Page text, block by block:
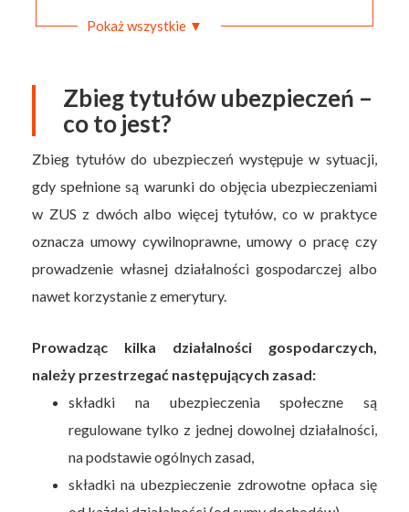
Pokaż wszystkie ▼
Zbieg tytułów ubezpieczeń –
co to jest?
Zbieg tytułów do ubezpieczeń występuje w sytuacji,
gdy spełnione są warunki do objęcia ubezpieczeniami
w ZUS z dwóch albo więcej tytułów, co w praktyce
oznacza umowy cywilnoprawne, umowy o pracę czy
prowadzenie własnej działalności gospodarczej albo
nawet korzystanie z emerytury.
Prowadząc kilka działalności gospodarczych,
należy przestrzegać następujących zasad:
składki na ubezpieczenia społeczne są
regulowane tylko z jednej dowolnej działalności,
na podstawie ogólnych zasad,
składki na ubezpieczenie zdrowotne opłaca się